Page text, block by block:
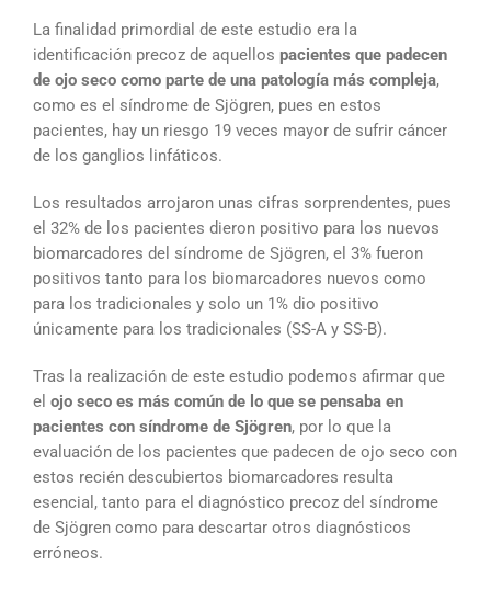
La finalidad primordial de este estudio era la
identificación precoz de aquellos pacientes que padecen
de ojo seco como parte de una patología más compleja,
como es el síndrome de Sjögren, pues en estos
pacientes, hay un riesgo 19 veces mayor de sufrir cáncer
de los ganglios linfáticos.
Los resultados arrojaron unas cifras sorprendentes, pues
el 32% de los pacientes dieron positivo para los nuevos
biomarcadores del síndrome de Sjögren, el 3% fueron
positivos tanto para los biomarcadores nuevos como
para los tradicionales y solo un 1% dio positivo
únicamente para los tradicionales (SS-A y SS-B).
Tras la realización de este estudio podemos afirmar que
el ojo seco es más común de lo que se pensaba en
pacientes con síndrome de Sjögren, por lo que la
evaluación de los pacientes que padecen de ojo seco con
estos recién descubiertos biomarcadores resulta
esencial, tanto para el diagnóstico precoz del síndrome
de Sjögren como para descartar otros diagnósticos
erróneos.